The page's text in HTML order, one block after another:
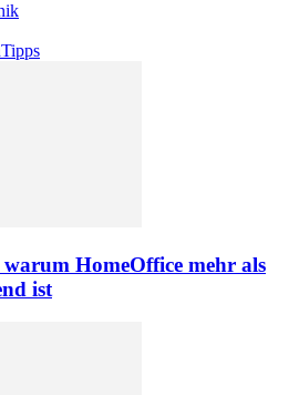
Tipps
HomeOffice mehr als
ist